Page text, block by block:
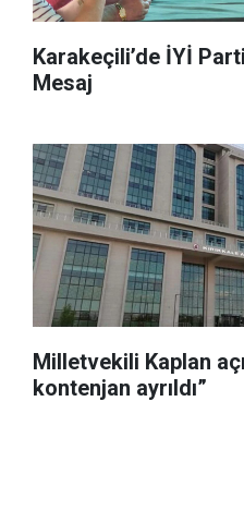
Karakeçili’de İYİ
Mesaj
Milletvekili Kaplan
kontenjan ayrıldı”